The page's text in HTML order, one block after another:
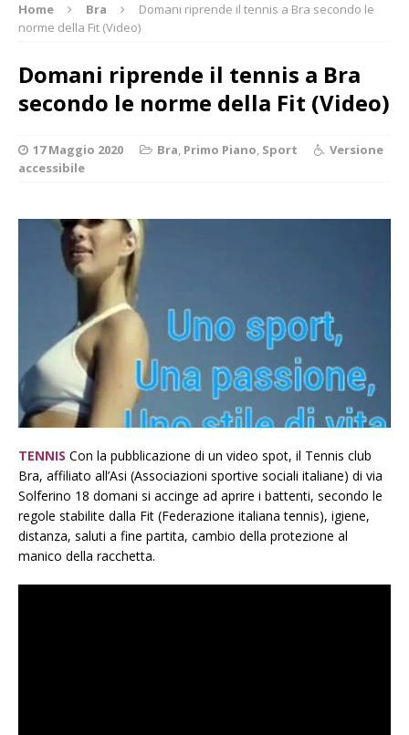
Home Bra
Domani riprende il tennis a Bra secondo le
norme della Fit (Video)
Domani riprende il tennis a Bra
secondo le norme della Fit (Video)
17 Maggio 2020 Bra, Primo Piano, Sport
Versione
accessibile
TENNIS Con la pubblicazione di un video spot, il Tennis club
Bra, affiliato all’Asi (Associazioni sportive sociali italiane) di via
Solferino 18 domani si accinge ad aprire i battenti, secondo le
regole stabilite dalla Fit (Federazione italiana tennis), igiene,
distanza, saluti a fine partita, cambio della protezione al
manico della racchetta.